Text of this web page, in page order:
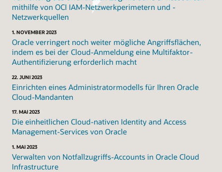
mithilfe von OCI IAM-Netzwerkperimetern und -
Netzwerkquellen
1. NOVEMBER 2023
Oracle verringert noch weiter mögliche Angriffsflächen,
indem es bei der Cloud-Anmeldung eine Multifaktor-
Authentifizierung erforderlich macht
22. JUNI 2023
Einrichten eines Administratormodells für Ihren Oracle
Cloud-Mandanten
17. MAI 2023
Die einheitlichen Cloud-nativen Identity and Access
Management-Services von Oracle
1. MAI 2023
Verwalten von Notfallzugriffs-Accounts in Oracle Cloud
Infrastructure